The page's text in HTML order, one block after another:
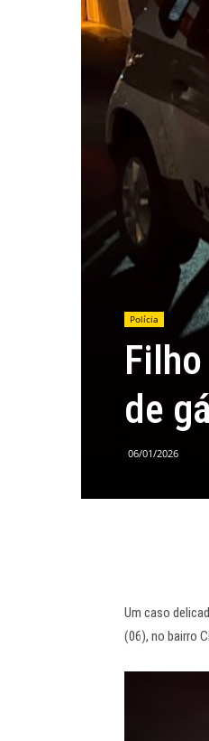
Polícia
de
06/01/2026
Um caso
(06), no bairro